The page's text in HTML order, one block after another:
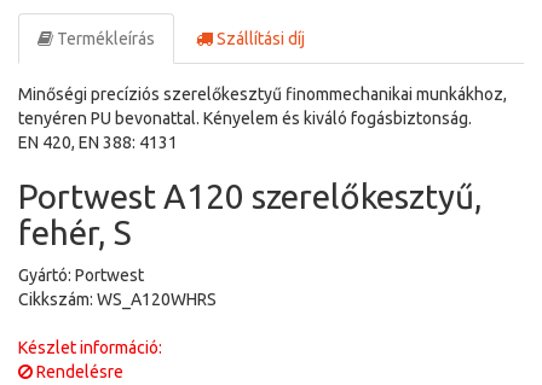
Termékleírás Szállítási díj
Minőségi precíziós szerelőkesztyű finommechanikai munkákhoz,
tenyéren PU bevonattal. Kényelem és kiváló fogásbiztonság.
EN 420, EN 388: 4131
Portwest A120 szerelőkesztyű,
fehér, S
Gyártó: Portwest
Cikkszám: WS_A120WHRS
Készlet információ:
Rendelésre